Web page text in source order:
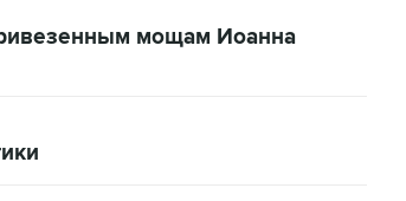
мощам Иоанна